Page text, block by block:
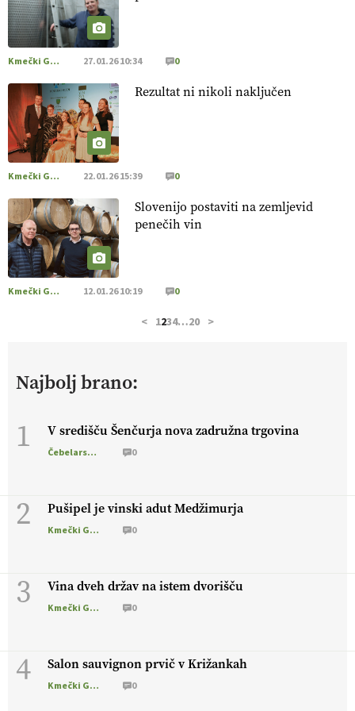
pridelava aronije
v dobrem desetletju zrasla v uspešno
kmetijsko in podjetniško zgodbo.
https://t.co/EulJoSBYMi @EUAgri #IMCAP #CAP
https://t.co/xp1oihBDaJ
[EKOloško = LOGIČNO
doma in v tujini
. Zato je ekološka pridelava odlična priložnost
za slovenske vinarje
@EUAgri #IMCAP #CAP https://t.co/01qpoeLyNP
[EKOloško = LOGIČNO
kmetijstva in uspešno prenovo kmetij
https://t.co/RRn8unbwXp @EUAgri #IMCAP #CAP
https://t.co/mnLHFv2VuP
https://t.co/PX49GVsP1M @EUAgri #IMCAP #CAP
https://t.co/a1xatzEeid
reklama?
PRISLUHNITE
@EUAgri #imcap #cap #eco #skp
#vlog https://t.co/yev5PreiJu
Kmečki Glas 27.01.26 10:34 0
Rezultat ni nikoli naključen
Kmečki Glas 22.01.26 15:39 0
Slovenijo postaviti na zemljevid
penečih vin
Kmečki Glas 12.01.26 10:19 0
< 1234…20 >
Najbolj brano:
1 V središču Šenčurja nova zadružna trgovina
Čebelarstvo 0
2 Pušipel je vinski adut Medžimurja
Kmečki Glas 0
3 Vina dveh držav na istem dvorišču
Kmečki Glas 0
4 Salon sauvignon prvič v Križankah
Kmečki Glas 0